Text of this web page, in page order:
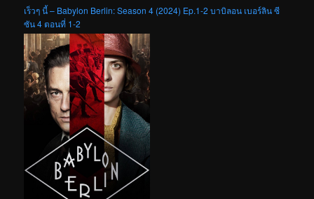
เร็วๆ นี้ – Babylon Berlin: Season 4 (2024) Ep.1-2 บาบิลอน เบอร์ลิน ซี
ซัน 4 ตอนที่ 1-2